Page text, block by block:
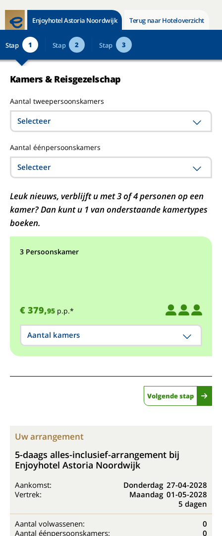
Enjoyhotel Astoria Noordwijk Terug naar Hoteloverzicht
Stap 1 Stap 2 Stap 3
Kamers & Reisgezelschap
Aantal tweepersoonskamers
Selecteer
Aantal éénpersoonskamers
Selecteer
Leuk nieuws, verblijft u met 3 of 4 personen op een
kamer? Dan kunt u 1 van onderstaande kamertypes
boeken.
3 Persoonskamer
€ 379,95 p.p.*
Aantal kamers
Volgende stap
Uw arrangement
5-daags alles-inclusief-arrangement bij
Enjoyhotel Astoria Noordwijk
Aankomst: Donderdag 27-04-2028
Vertrek:
Maandag 01-05-2028
5 dagen
Aantal volwassenen:
0
Aantal éénpersoonskamers:
0